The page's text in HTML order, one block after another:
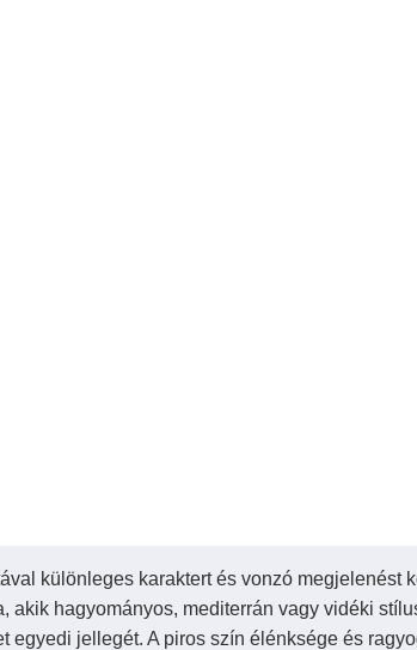
különleges karaktert és vonzó megjelenést
akik hagyományos, mediterrán vagy vidéki
egyedi jellegét. A piros szín élénksége és